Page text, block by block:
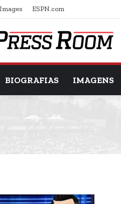
ESPN.com
BIOGRAFIAS IMAGENS